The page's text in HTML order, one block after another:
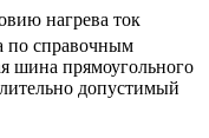
нагрева ток
по справочным
шина прямоугольного
допустимый